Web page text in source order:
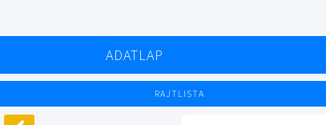
ADATLAP
RAJTLISTA